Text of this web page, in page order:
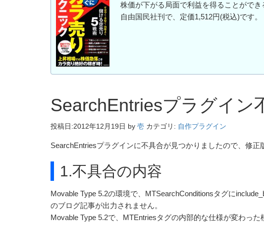
株価が下がる局面で利益を得ることがで
自由国民社刊で、定価1,512円(税込)です。
SearchEntriesプラグイン
投稿日:2012年12月19日 by 壱 カテゴリ: 自作プラグイン
SearchEntriesプラグインに不具合が見つかりましたので、修正
1.不具合の内容
Movable Type 5.2の環境で、MTSearchConditionsタグに
のブログ記事が出力されません。
Movable Type 5.2で、MTEntriesタグの内部的な仕様が変わった